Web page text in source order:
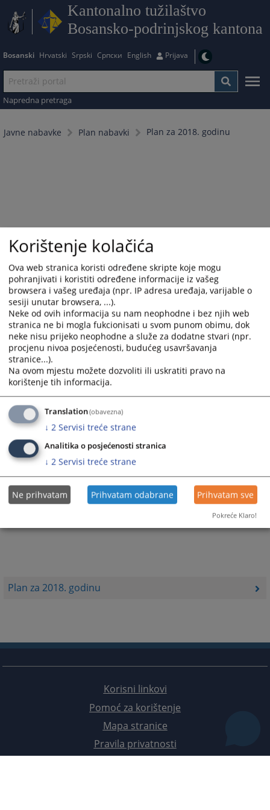
Kantonalno tužilaštvo
Bosansko-podrinjskog kantona
Bosanski Hrvatski Srpski Српски English Prijava
Napredna pretraga
Javne nabavke Plan nabavki Plan za 2018. godinu
Plan za 2018. godinu
Trenutno nema vijesti
Korisni linkovi
Pomoć za korištenje
Mapa stranice
Pravila privatnosti
Korištenje kolačića
Ova web stranica koristi određene skripte koje mogu
pohranjivati i koristiti određene informacije iz vašeg
browsera i vašeg uređaja (npr. IP adresa uređaja, varijable o
sesiji unutar browsera, ...).
Neke od ovih informacija su nam neophodne i bez njih web
stranica ne bi mogla fukcionisati u svom punom obimu, dok
neke nisu prijeko neophodne a služe za dodatne stvari (npr.
procjenu nivoa posjećenosti, budućeg usavršavanja
stranice...).
Na ovom mjestu možete dozvoliti ili uskratiti pravo na
korištenje tih informacija.
Translation(obavezna)
↓ 2 Servisi treće strane
Analitika o posjećenosti stranica
↓ 2 Servisi treće strane
Ne prihvatam Prihvatam odabrane Prihvatam sve
Pokreće Klaro!